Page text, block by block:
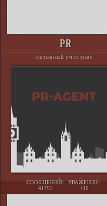
PR
АКТИВНЫЙ УЧАСТНИК
СООБЩЕНИЙ:
41793
УВАЖЕНИЕ:
+10